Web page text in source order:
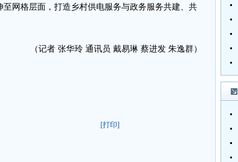
网格层面，打造乡村供电服务与政务服务共建、共
（记者 张华玲 通讯员 戴易琳 蔡进发 朱逸群）
[打印]